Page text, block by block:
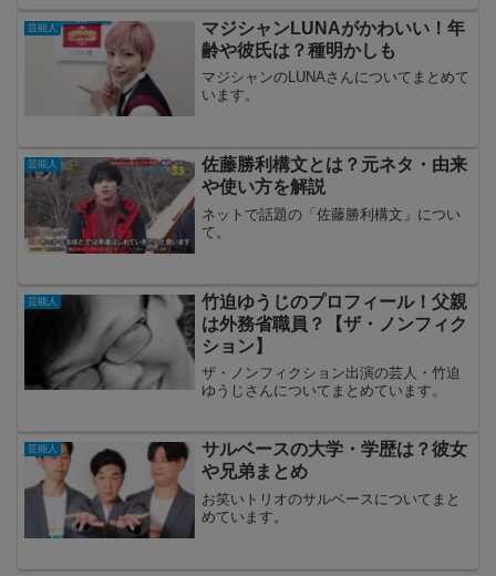
芸能人
マジシャンLUNAがかわいい！年
齢や彼氏は？種明かしも
マジシャンのLUNAさんについてまとめて
います。
芸能人
佐藤勝利構文とは？元ネタ・由来
や使い方を解説
ネットで話題の「佐藤勝利構文」につい
て。
芸能人
竹迫ゆうじのプロフィール！父親
は外務省職員？【ザ・ノンフィク
ション】
ザ・ノンフィクション出演の芸人・竹迫
ゆうじさんについてまとめています。
芸能人
サルベースの大学・学歴は？彼女
や兄弟まとめ
お笑いトリオのサルベースについてまと
めています。